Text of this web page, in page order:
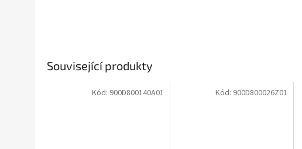
Související produkty
Kód: 900D800140A01 Kód: 900D800026Z01